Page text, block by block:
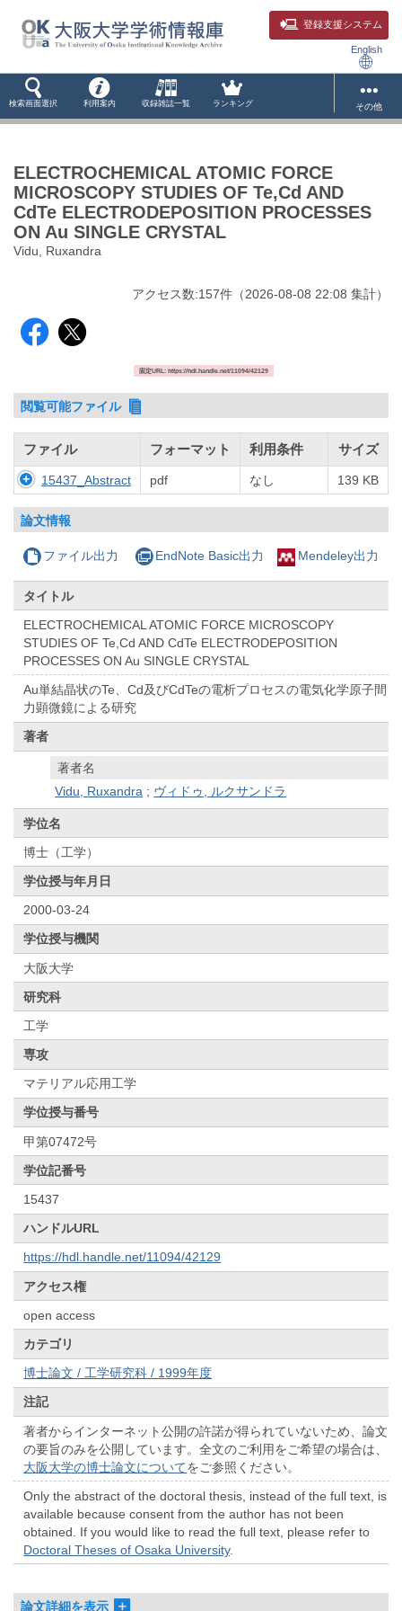
登録支援システム
English
検索画面選択 利用案内 収録雑誌一覧 ランキング その他
ELECTROCHEMICAL ATOMIC FORCE
MICROSCOPY STUDIES OF Te,Cd AND
CdTe ELECTRODEPOSITION PROCESSES
ON Au SINGLE CRYSTAL
Vidu, Ruxandra
アクセス数:157件 （2026-08-08 22:08 集計）
固定URL: https://hdl.handle.net/11094/42129
閲覧可能ファイル
ファイル フォーマット 利用条件 サイズ
15437_Abstract pdf なし 139 KB
論文情報
ファイル出力 EndNote Basic出力 Mendeley出力
タイトル
ELECTROCHEMICAL ATOMIC FORCE MICROSCOPY
STUDIES OF Te,Cd AND CdTe ELECTRODEPOSITION
PROCESSES ON Au SINGLE CRYSTAL
Au単結晶状のTe、Cd及びCdTeの電析プロセスの電気化学原子間
力顕微鏡による研究
著者
著者名
Vidu, Ruxandra ; ヴィドゥ, ルクサンドラ
学位名
博士（工学）
学位授与年月日
2000-03-24
学位授与機関
大阪大学
研究科
工学
専攻
マテリアル応用工学
学位授与番号
甲第07472号
学位記番号
15437
ハンドルURL
https://hdl.handle.net/11094/42129
アクセス権
open access
カテゴリ
博士論文 / 工学研究科 / 1999年度
注記
著者からインターネット公開の許諾が得られていないため、論文
の要旨のみを公開しています。全文のご利用をご希望の場合は、
大阪大学の博士論文についてをご参照ください。
Only the abstract of the doctoral thesis, instead of the full text, is
available because consent from the author has not been
obtained. If you would like to read the full text, please refer to
Doctoral Theses of Osaka University.
論文詳細を表示